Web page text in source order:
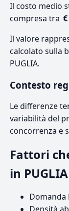
Il costo medio
compresa tra
Il valore
calcolato sulla
PUGLIA.
Contesto
Le differenze
variabilità del
concorrenza e
Fattori
in PUGLIA
Domanda